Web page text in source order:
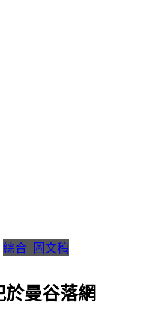
綜合_圖文稿
曼谷落網